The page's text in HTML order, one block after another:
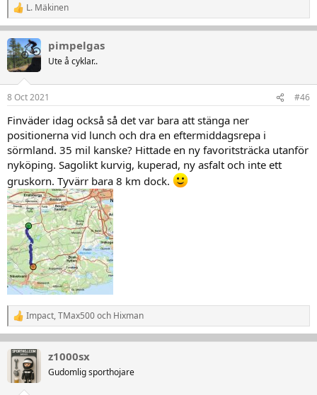
R
e
a
k
t
i
e
:
L. Mäkinen
pimpelgas
Ute å cyklar..
8 Oct 2021 #46
Finväder idag också så det var bara att stänga ner
positionerna vid lunch och dra en eftermiddagsrepa i
sörmland. 35 mil kanske? Hittade en ny favoritsträcka utanför
nyköping. Sagolikt kurvig, kuperad, ny asfalt och inte ett
gruskorn. Tyvärr bara 8 km dock.
R
e
a
k
t
i
Impact,TMax500och Hixman
z1000sx
Gudomlig sporthojare